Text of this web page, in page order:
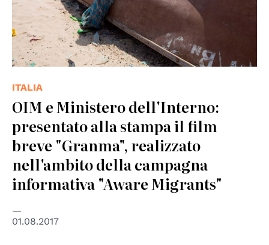
ITALIA
OIM e Ministero dell'Interno:
presentato alla stampa il film
breve "Granma", realizzato
nell'ambito della campagna
informativa "Aware Migrants"
01.08.2017